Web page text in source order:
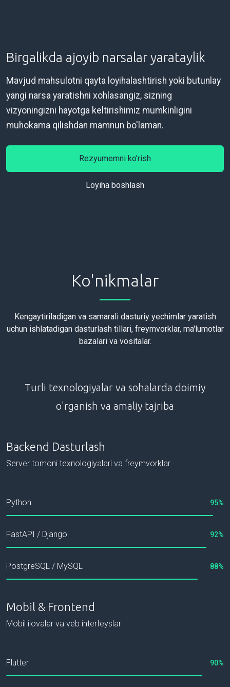
Birgalikda ajoyib narsalar yarataylik
Mavjud mahsulotni qayta loyihalashtirish yoki butunlay
yangi narsa yaratishni xohlasangiz, sizning
vizyoningizni hayotga keltirishimiz mumkinligini
muhokama qilishdan mamnun bo'laman.
Rezyumemni ko'rish
Loyiha boshlash
Ko'nikmalar
Kengaytiriladigan va samarali dasturiy yechimlar yaratish
uchun ishlatadigan dasturlash tillari, freymvorklar, ma'lumotlar
bazalari va vositalar.
Turli texnologiyalar va sohalarda doimiy
o'rganish va amaliy tajriba
Backend Dasturlash
Server tomoni texnologiyalari va freymvorklar
Python 95%
FastAPI / Django 92%
PostgreSQL / MySQL 88%
Mobil & Frontend
Mobil ilovalar va veb interfeyslar
Flutter 90%